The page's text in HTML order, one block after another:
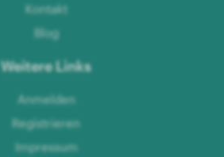
Kontakt
Blog
Weitere Links
Anmelden
Registrieren
Impressum